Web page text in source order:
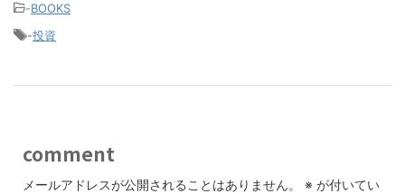
-BOOKS
-投資
comment
メールアドレスが公開されることはありません。 ※ が付いてい